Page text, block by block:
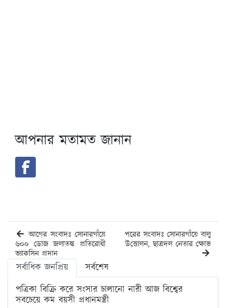
আপনার মতামত জানান
আগের সংবাদঃ সোনারগাঁয়ে
৬০০ ডোজ জলাতঙ্ক প্রতিরোধী
ভ্যাকসিন প্রদান
পরের সংবাদঃ সোনারগাঁয়ে বালু
উত্তোলন, ছাত্রদল নেতার ক্ষোভ
সর্বাধিক জনপ্রিয়
সর্বশেষ
পত্রিকা বিক্রি করে সংসার চালানো নারী আজ বিশ্বের
সবচেয়ে কম বয়সী প্রধানমন্ত্রী